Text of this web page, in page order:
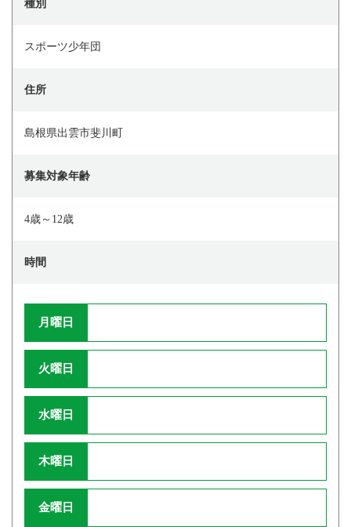
種別
スポーツ少年団
住所
島根県出雲市斐川町
募集対象年齢
4歳～12歳
時間
月曜日
火曜日
水曜日
木曜日
金曜日